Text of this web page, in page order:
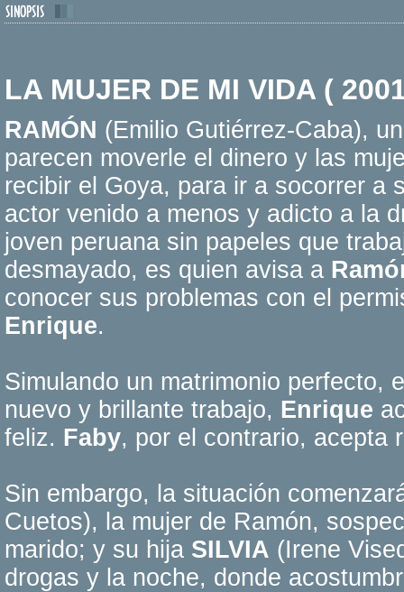
LA MUJER DE MI VIDA (
RAMÓN (Emilio Gutiérrez-Caba),
parecen moverle el dinero y las
recibir el Goya, para ir a socorrer a
actor venido a menos y adicto a la
joven peruana sin papeles que
desmayado, es quien avisa a
conocer sus problemas con el
Enrique.
Simulando un matrimonio perfecto,
nuevo y brillante trabajo, Enrique
feliz. Faby, por el contrario, acepta
Sin embargo, la situación
Cuetos), la mujer de Ramón,
marido; y su hija SILVIA (Irene
drogas y la noche, donde